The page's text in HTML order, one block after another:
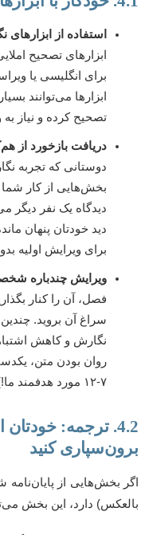
استفاده از ابزارهای
برای انگلیسی یا
ابزارها می‌توانند بسیاری
تصحیح کرده و نیاز به
دریافت بازخورد از
دوستانی که تجربه نگارش
بخش‌هایی از کار شما را
دیدگاه یک نفر دیگر
دید خودتان پنهان
برای ویرایش اولیه بدون
ویرایش چندباره شخصی:
فصل، آن را کنار بگذارید
سراغ آن بروید. چندین بار
نگارش و کاهش اشتباهات
روان بودن متن، یکدستی
4.2. ترجمه: خودتان
کنید
از پایان‌نامه شما
دارد، این بخش می‌تواند